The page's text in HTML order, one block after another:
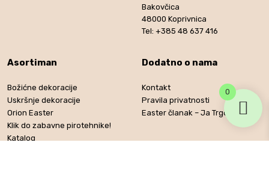
Bakovčica
48000 Koprivnica
Tel: +385 48 637 416
Asortiman
Božićne dekoracije
Uskršnje dekoracije
Orion Easter
Klik do zabavne pirotehnike!
Katalog
Dodatno o nama
Kontakt
Pravila privatnosti
Easter članak – Ja Trgovac
0